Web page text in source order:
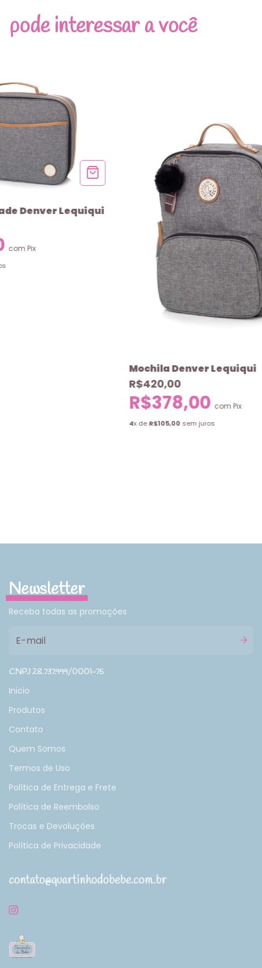
pode interessar a você
Denver Lequiqui
com Pix
Mochila Denver Lequiqui
R$420,00
R$378,00 com Pix
4x deR$105,00 sem juros
Newsletter
Receba todas as promoções
CNPJ 28.737.999/0001-75
Inicio
Produtos
Contato
Quem Somos
Termos de Uso
Política de Entrega e Frete
Política de Reembolso
Trocas e Devoluções
Política de Privacidade
contato@quartinhodobebe.com.br